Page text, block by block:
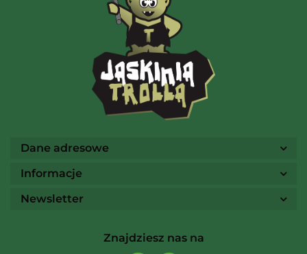
AMIGO Spiel
Ammo
Dane adresowe
Informacje
Newsletter
Znajdziesz nas na